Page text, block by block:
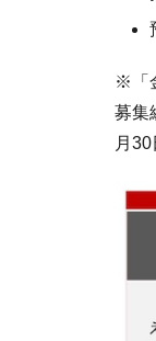
※「
募集
月30